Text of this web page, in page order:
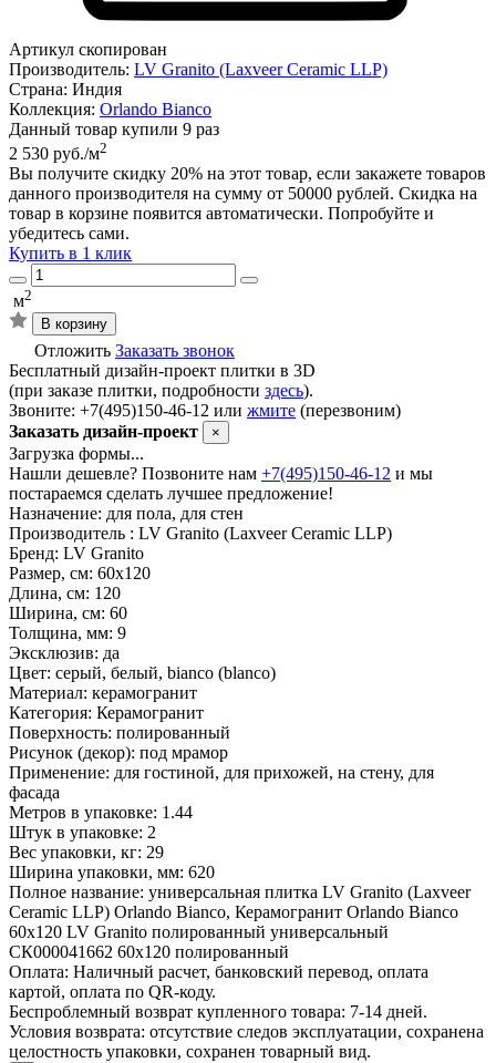
Артикул скопирован
Производитель: LV Granito (Laxveer Ceramic LLP)
Страна: Индия
Коллекция: Orlando Bianco
Данный товар купили 9 раз
2 530 руб./м2
Вы получите скидку 20% на этот товар, если закажете товаров
данного производителя на сумму от 50000 рублей. Скидка на
товар в корзине появится автоматически. Попробуйте и
убедитесь сами.
Купить в 1 клик
м2
В корзину
Отложить Заказать звонок
Бесплатный дизайн-проект плитки в 3D
(при заказе плитки, подробности здесь).
Звоните: +7(495)150-46-12 или жмите (перезвоним)
Заказать дизайн-проект
×
Загрузка формы...
Нашли дешевле? Позвоните нам +7(495)150-46-12 и мы
постараемся сделать лучшее предложение!
Назначение: для пола, для стен
Производитель : LV Granito (Laxveer Ceramic LLP)
Бренд: LV Granito
Размер, см: 60х120
Длина, см: 120
Ширина, см: 60
Толщина, мм: 9
Эксклюзив: да
Цвет: серый, белый, bianco (blanco)
Материал: керамогранит
Категория: Керамогранит
Поверхность: полированный
Рисунок (декор): под мрамор
Применение: для гостиной, для прихожей, на стену, для
фасада
Метров в упаковке: 1.44
Штук в упаковке: 2
Вес упаковки, кг: 29
Ширина упаковки, мм: 620
Полное название: универсальная плитка LV Granito (Laxveer
Ceramic LLP) Orlando Bianco, Керамогранит Orlando Bianco
60х120 LV Granito полированный универсальный
СК000041662 60х120 полированный
Оплата: Наличный расчет, банковский перевод, оплата
картой, оплата по QR-коду.
Беспроблемный возврат купленного товара: 7-14 дней.
Условия возврата: отсутствие следов эксплуатации, сохранена
целостность упаковки, сохранен товарный вид.